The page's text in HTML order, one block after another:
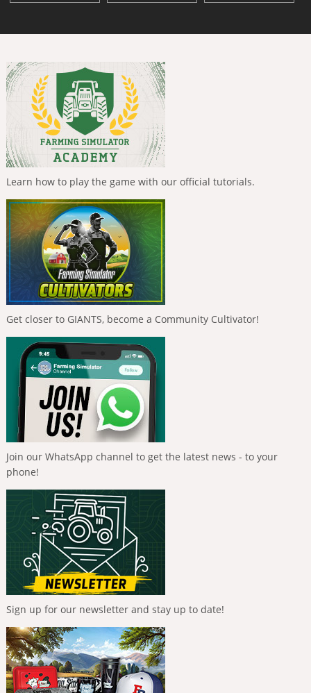
Learn how to play the game with our official tutorials.
Get closer to GIANTS, become a Community Cultivator!
Join our WhatsApp channel to get the latest news - to your
phone!
Sign up for our newsletter and stay up to date!